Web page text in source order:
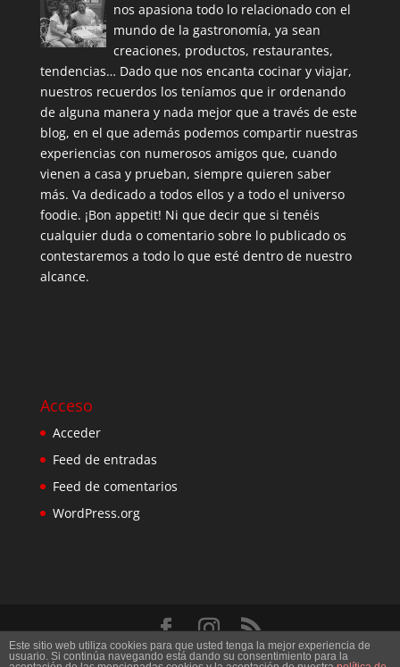
nos apasiona todo lo relacionado con el
mundo de la gastronomía, ya sean
creaciones, productos, restaurantes,
tendencias… Dado que nos encanta cocinar y viajar,
nuestros recuerdos los teníamos que ir ordenando
de alguna manera y nada mejor que a través de este
blog, en el que además podemos compartir nuestras
experiencias con numerosos amigos que, cuando
vienen a casa y prueban, siempre quieren saber
más. Va dedicado a todos ellos y a todo el universo
foodie. ¡Bon appetit! Ni que decir que si tenéis
cualquier duda o comentario sobre lo publicado os
contestaremos a todo lo que esté dentro de nuestro
alcance.
Acceso
Acceder
Feed de entradas
Feed de comentarios
WordPress.org
Diseñado porElegant Themes| Desarrollado por
Este sitio web utiliza cookies para que usted tenga la mejor experiencia de
usuario. Si continúa navegando está dando su consentimiento para la